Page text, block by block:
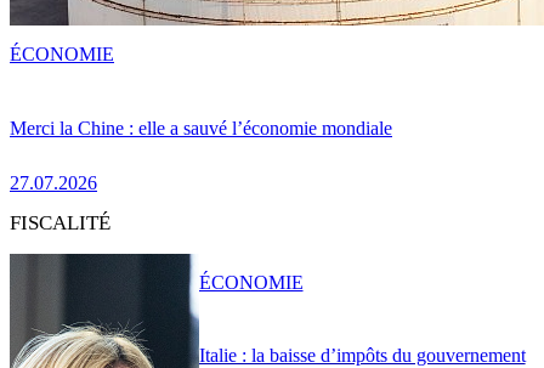
Merci la Chine : elle a sauvé l’économie mondiale
27.07.2026
ÉCONOMIE
FISCALITÉ
Italie : la baisse d’impôts du gouvernement
ÉCONOMIE